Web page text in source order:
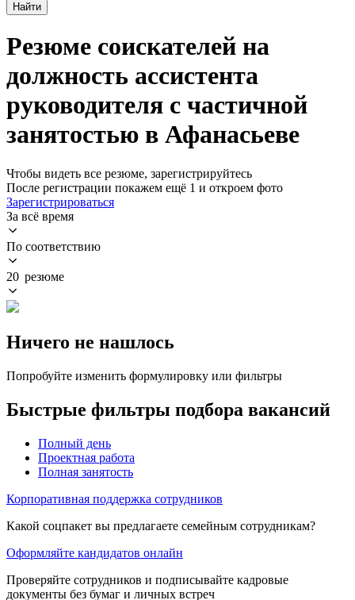
Найти
Резюме соискателей на
должность ассистента
руководителя с частичной
занятостью в Афанасьеве
Чтобы видеть все резюме, зарегистрируйтесь
После регистрации покажем ещё 1 и откроем фото
Зарегистрироваться
За всё время
По соответствию
20 резюме
Ничего не нашлось
Попробуйте изменить формулировку или фильтры
Быстрые фильтры подбора вакансий
Полный день
Проектная работа
Полная занятость
Корпоративная поддержка сотрудников
Какой соцпакет вы предлагаете семейным сотрудникам?
Оформляйте кандидатов онлайн
Проверяйте сотрудников и подписывайте кадровые
документы без бумаг и личных встреч